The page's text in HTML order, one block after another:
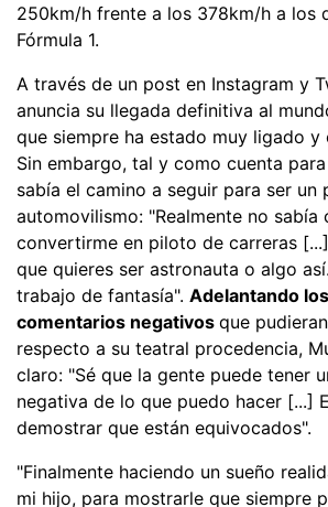
250km/h frente a los 378km/h a los
Fórmula 1.
A través de un post en Instagram y
anuncia su llegada definitiva al
que siempre ha estado muy ligado y
Sin embargo, tal y como cuenta para
sabía el camino a seguir para ser un
automovilismo: "Realmente no sabía
convertirme en piloto de carreras
que quieres ser astronauta o algo
trabajo de fantasía". Adelantando
comentarios negativos que
respecto a su teatral procedencia,
claro: "Sé que la gente puede tener
negativa de lo que puedo hacer [...]
demostrar que están equivocados".
"Finalmente haciendo un sueño
mi hijo, para mostrarle que siempre